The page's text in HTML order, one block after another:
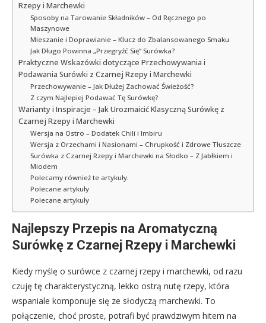
Rzepy i Marchewki
Sposoby na Tarowanie Składników – Od Ręcznego po
Maszynowe
Mieszanie i Doprawianie – Klucz do Zbalansowanego Smaku
Jak Długo Powinna „Przegryźć Się” Surówka?
Praktyczne Wskazówki dotyczące Przechowywania i
Podawania Surówki z Czarnej Rzepy i Marchewki
Przechowywanie – Jak Dłużej Zachować Świeżość?
Z czym Najlepiej Podawać Tę Surówkę?
Warianty i Inspiracje – Jak Urozmaicić Klasyczną Surówkę z
Czarnej Rzepy i Marchewki
Wersja na Ostro – Dodatek Chili i Imbiru
Wersja z Orzechami i Nasionami – Chrupkość i Zdrowe Tłuszcze
Surówka z Czarnej Rzepy i Marchewki na Słodko – Z Jabłkiem i
Miodem
Polecamy również te artykuły:
Polecane artykuły
Polecane artykuły
Najlepszy Przepis na Aromatyczną
Surówkę z Czarnej Rzepy i Marchewki
Kiedy myślę o surówce z czarnej rzepy i marchewki, od razu
czuję tę charakterystyczną, lekko ostrą nutę rzepy, która
wspaniale komponuje się ze słodyczą marchewki. To
połączenie, choć proste, potrafi być prawdziwym hitem na